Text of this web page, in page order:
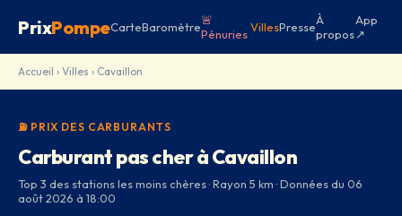
PrixPompeCarteBaromètre🚨
Pénuries VillesPresseÀ
propos
App
↗
Accueil › Villes › Cavaillon
⛽ PRIX DES CARBURANTS
Carburant pas cher à Cavaillon
Top 3 des stations les moins chères · Rayon 5 km · Données du 06
août 2026 à 18:00